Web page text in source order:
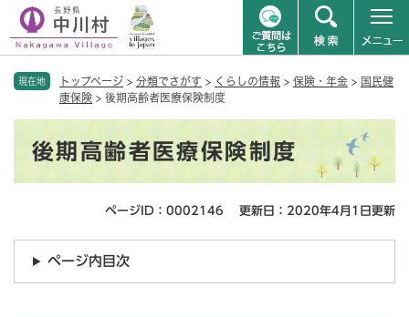
現在地 トップページ > 分類でさがす > くらしの情報 > 保険・年金 > 国民健
康保険 > 後期高齢者医療保険制度
後期高齢者医療保険制度
ページID：0002146 更新日：2020年4月1日更新
ページ内目次